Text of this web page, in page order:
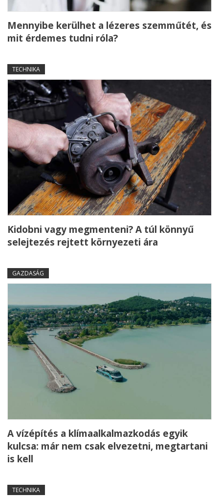
Mennyibe kerülhet a lézeres szemműtét, és
mit érdemes tudni róla?
TECHNIKA
Kidobni vagy megmenteni? A túl könnyű
selejtezés rejtett környezeti ára
GAZDASÁG
A vízépítés a klímaalkalmazkodás egyik
kulcsa: már nem csak elvezetni, megtartani
is kell
TECHNIKA